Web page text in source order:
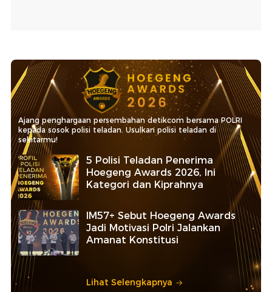
Ajang penghargaan persembahan detikcom bersama POLRI
kepada sosok polisi teladan. Usulkan polisi teladan di
sekitarmu!
5 Polisi Teladan Penerima
Hoegeng Awards 2026, Ini
Kategori dan Kiprahnya
IM57+ Sebut Hoegeng Awards
Jadi Motivasi Polri Jalankan
Amanat Konstitusi
Lihat Selengkapnya